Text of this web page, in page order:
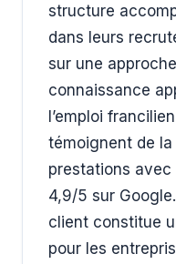
structure
dans leurs
sur une
connaissance
l’emploi
témoignent de
prestations avec
4,9/5 sur
client constitue
pour les